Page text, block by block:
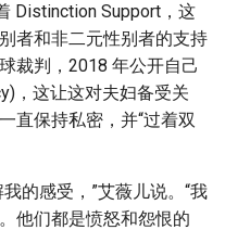
Distinction Support，这
者和非二元性别者的支持
裁判，2018 年公开自己
，这让这对夫妇备受关
直保持私密，并“过着双
的感受，”艾薇儿说。“我
他们都是愤怒和怨恨的